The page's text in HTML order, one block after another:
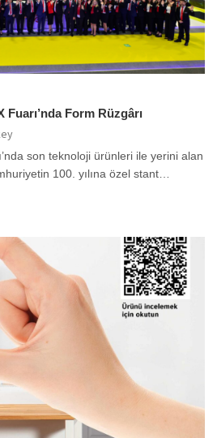
Fuarı’nda Form Rüzgârı
son teknoloji ürünleri ile yerini alan
100. yılına özel stant…